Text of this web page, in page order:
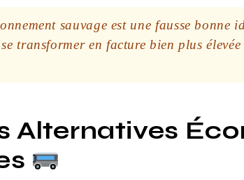
sauvage est une fausse bonne
transformer en facture bien plus
Alternatives